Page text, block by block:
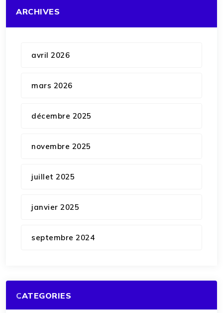
ARCHIVES
avril 2026
mars 2026
décembre 2025
novembre 2025
juillet 2025
janvier 2025
septembre 2024
CATEGORIES